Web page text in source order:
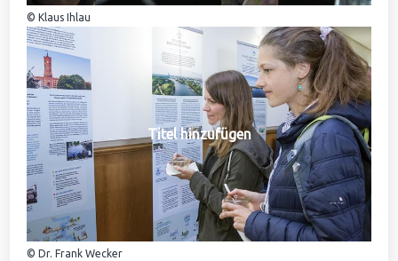
© Klaus Ihlau
Titel hinzufügen
© Dr. Frank Wecker